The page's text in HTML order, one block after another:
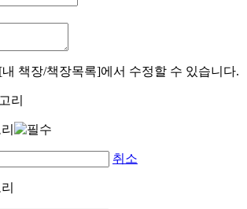
책장/책장목록]에서 수정할 수 있습니다.
리
취소